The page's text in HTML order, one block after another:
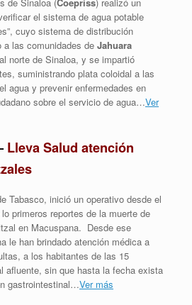
de Sinaloa (Coepriss) realizó un
el sistema de agua potable
cuyo sistema de distribución
las comunidades de Jahuara
al norte de Sinaloa, y se impartió
suministrando plata coloidal a las
agua y prevenir enfermedades en
sobre el servicio de agua…Ver
Lleva Salud atención
Tabasco, inició un operativo desde el
primeros reportes de la muerte de
en Macuspana. Desde ese
le han brindado atención médica a
a los habitantes de las 15
afluente, sin que hasta la fecha exista
gastrointestinal…Ver más